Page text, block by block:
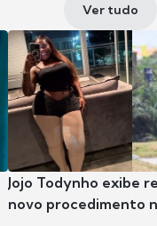
Ver tudo
Jojo Todynho exibe
novo procedimento